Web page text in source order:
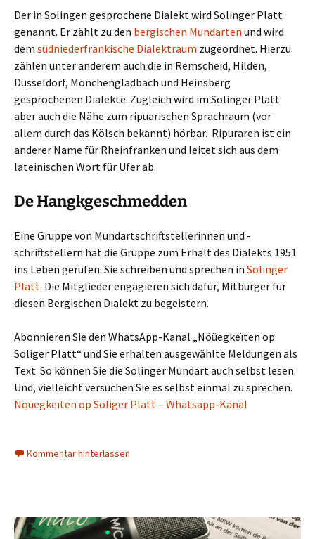
Der in Solingen gesprochene Dialekt wird Solinger Platt
genannt. Er zählt zu den bergischen Mundarten und wird
dem südniederfränkische Dialektraum zugeordnet. Hierzu
zählen unter anderem auch die in Remscheid, Hilden,
Düsseldorf, Mönchengladbach und Heinsberg
gesprochenen Dialekte. Zugleich wird im Solinger Platt
aber auch die Nähe zum ripuarischen Sprachraum (vor
allem durch das Kölsch bekannt) hörbar. Ripuraren ist ein
anderer Name für Rheinfranken und leitet sich aus dem
lateinischen Wort für Ufer ab.
De Hangkgeschmedden
Eine Gruppe von Mundartschriftstellerinnen und -
schriftstellern hat die Gruppe zum Erhalt des Dialekts 1951
ins Leben gerufen. Sie schreiben und sprechen in Solinger
Platt. Die Mitglieder engagieren sich dafür, Mitbürger für
diesen Bergischen Dialekt zu begeistern.
Abonnieren Sie den WhatsApp-Kanal „Nöüegkeïten op
Soliger Platt“ und Sie erhalten ausgewählte Meldungen als
Text. So können Sie die Solinger Mundart auch selbst lesen.
Und, vielleicht versuchen Sie es selbst einmal zu sprechen.
Nöüegkeïten op Soliger Platt – Whatsapp-Kanal
Kommentar hinterlassen